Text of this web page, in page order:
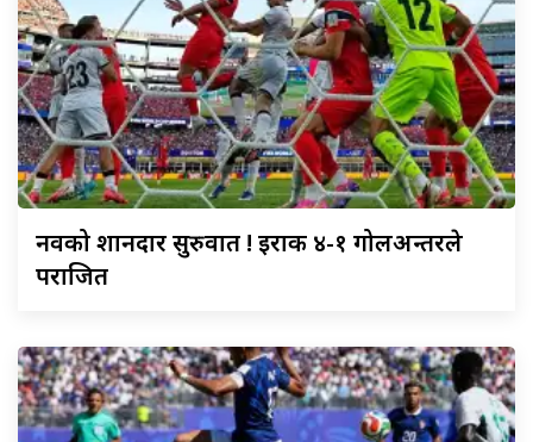
नर्वेकोशानदार सुरुवात ! इराक ४-१ गोलअन्तरले
पराजित